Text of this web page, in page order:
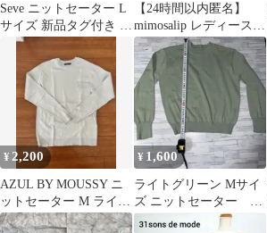
Seve ニットセーター L
サイズ 新品タグ付き マ
ルチカラー ゆったり
【24時間以内匿名】
mimosalip レディース
半袖 ニット ブラウン
茶
¥ 2,200
AZUL BY MOUSSY ニ
ットセーター M ライト
グレー
¥ 1,600
ライトグリーン Mサイ
ズ ニットセーター
春 薄手